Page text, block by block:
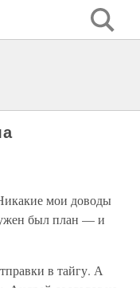
мои доводы
был план — и
в тайгу. А